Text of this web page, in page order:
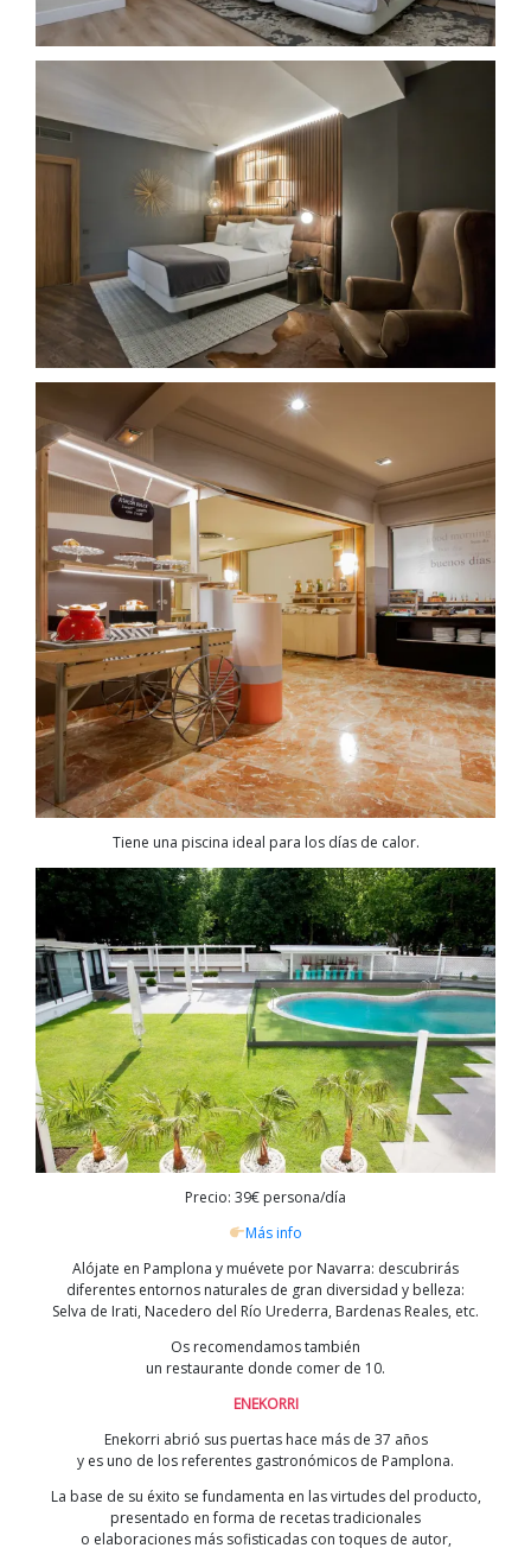
Tiene una piscina ideal para los días de calor.
Precio: 39€ persona/día
Más info
Alójate en Pamplona y muévete por Navarra: descubrirás
diferentes entornos naturales de gran diversidad y belleza:
Selva de Irati, Nacedero del Río Urederra, Bardenas Reales, etc.
Os recomendamos también
un restaurante donde comer de 10.
ENEKORRI
Enekorri abrió sus puertas hace más de 37 años
y es uno de los referentes gastronómicos de Pamplona.
La base de su éxito se fundamenta en las virtudes del producto,
presentado en forma de recetas tradicionales
o elaboraciones más sofisticadas con toques de autor,